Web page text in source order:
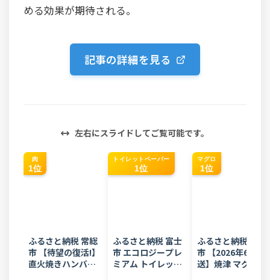
める効果が期待される。
記事の詳細を見る
左右にスライドしてご覧可能です。
肉
1位
ふるさと納税 常総
市 【待望の復活!】
直火焼きハンバー
トイレットペーパー
1位
ふるさと納税 富士
市 エコロジープレ
ミアム トイレット
マグロ
1位
ふるさと納税 焼津
市 【2026年6月発
送】焼津 マグロ ネ